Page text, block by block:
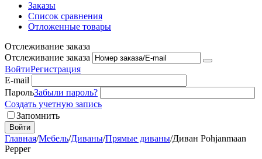
Заказы
Список сравнения
Отложенные товары
Отслеживание заказа
Отслеживание заказа
ВойтиРегистрация
E-mail
ПарольЗабыли пароль?
Создать учетную запись
Запомнить
Войти
Главная/Мебель/Диваны/Прямые диваны/Диван Pohjanmaan
Pepper